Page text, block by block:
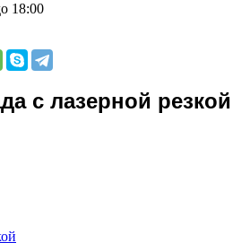
18:00
с лазерной резкой